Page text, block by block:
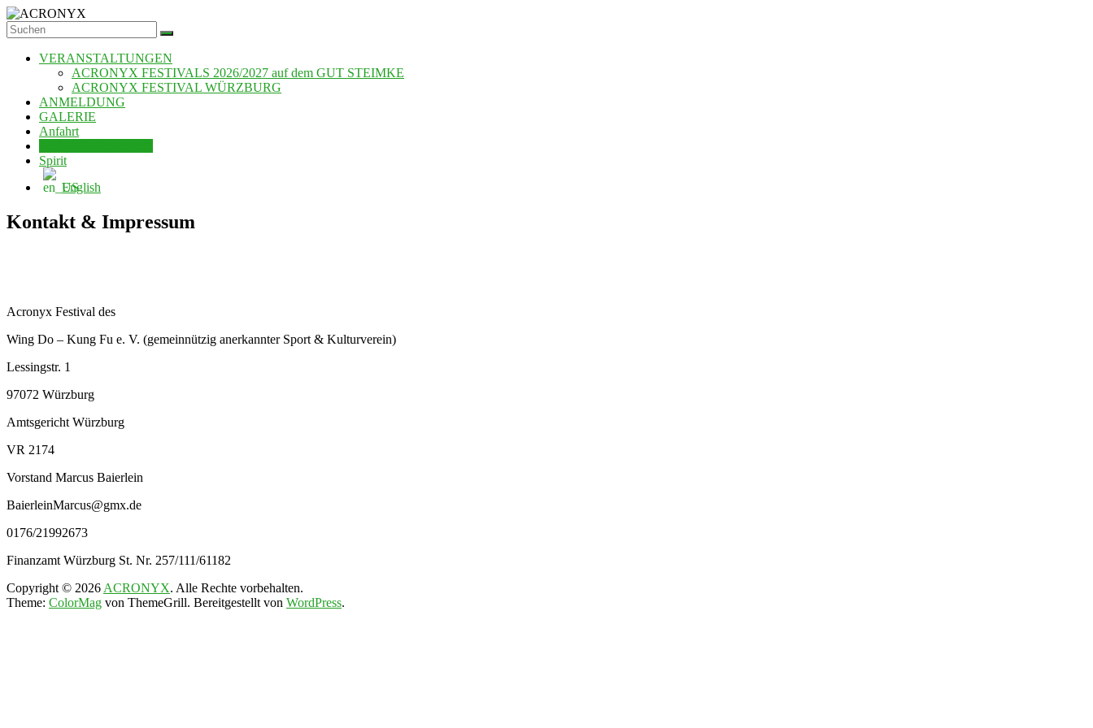
Zum
Inhalt
springen
ACRONYX
VERANSTALTUNGEN
ACRONYX FESTIVALS 2026/2027 auf dem GUT STEIMKE
ACRONYX FESTIVAL WÜRZBURG
ANMELDUNG
GALERIE
Anfahrt
Spirit
English
Kontakt & Impressum
Acronyx Festival des
Wing Do – Kung Fu e. V. (gemeinnützig anerkannter Sport & Kulturverein)
Lessingstr. 1
97072 Würzburg
Amtsgericht Würzburg
VR 2174
Vorstand Marcus Baierlein
BaierleinMarcus@gmx.de
0176/21992673
Finanzamt Würzburg St. Nr. 257/111/61182
Copyright © 2026 ACRONYX. Alle Rechte vorbehalten.
Theme: ColorMag von ThemeGrill. Bereitgestellt von WordPress.